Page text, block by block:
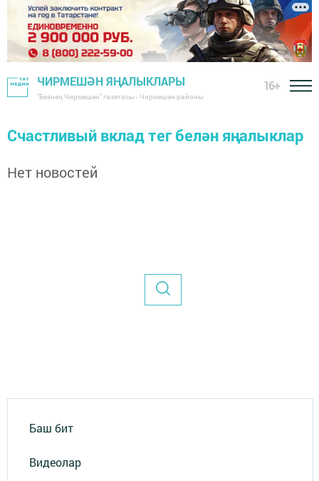
ЧИРМЕШӘН ЯҢАЛЫКЛАРЫ
"Безнең Чирмешән" газетасы - Чирмешән районы
16+
Счастливый вклад тег белән яңалыклар
Нет новостей
Баш бит
Видеолар